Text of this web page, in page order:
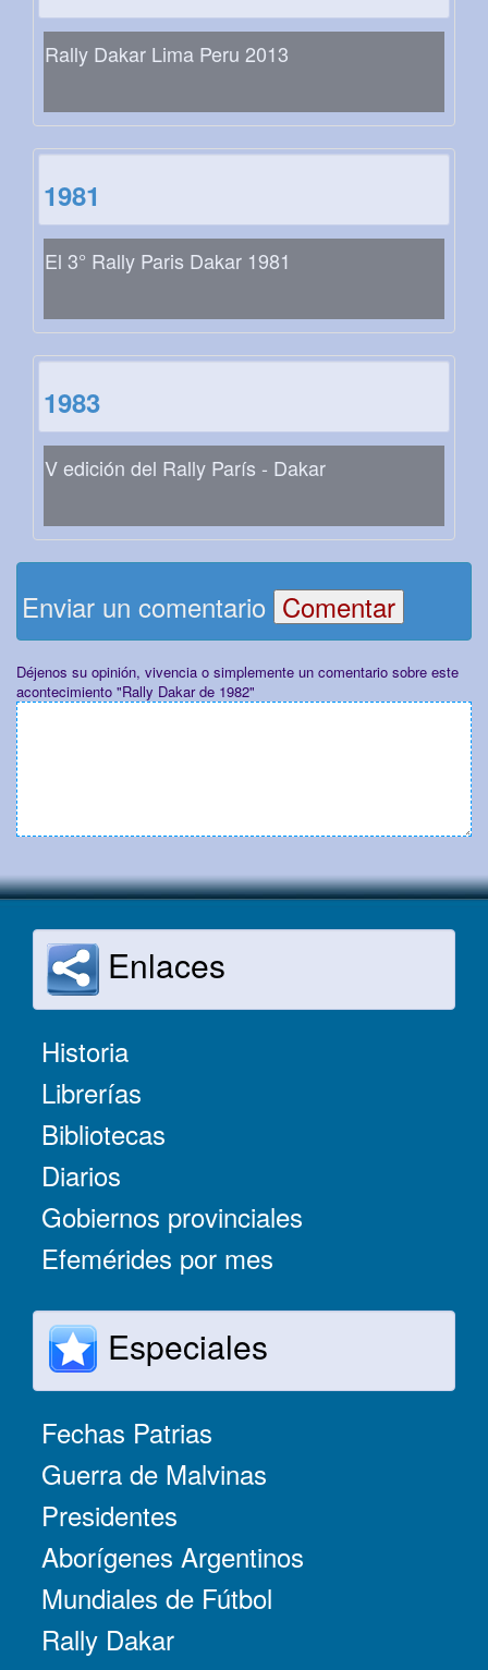
Rally Dakar Lima Peru 2013
1981
El 3° Rally Paris Dakar 1981
1983
V edición del Rally París - Dakar
Enviar un comentario
Déjenos su opinión, vivencia o simplemente un comentario sobre este
acontecimiento "Rally Dakar de 1982"
Enlaces
Historia
Librerías
Bibliotecas
Diarios
Gobiernos provinciales
Efemérides por mes
Especiales
Fechas Patrias
Guerra de Malvinas
Presidentes
Aborígenes Argentinos
Mundiales de Fútbol
Rally Dakar